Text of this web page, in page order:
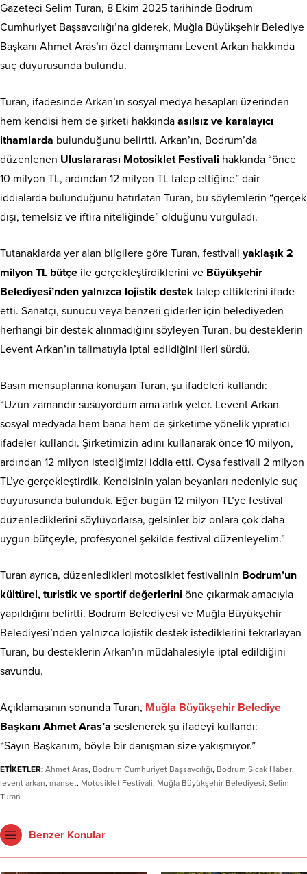
Gazeteci Selim Turan, 8 Ekim 2025 tarihinde Bodrum
Cumhuriyet Başsavcılığı’na giderek, Muğla Büyükşehir Belediye
Başkanı Ahmet Aras’ın özel danışmanı Levent Arkan hakkında
suç duyurusunda bulundu.
Turan, ifadesinde Arkan’ın sosyal medya hesapları üzerinden
hem kendisi hem de şirketi hakkında asılsız ve karalayıcı
ithamlarda bulunduğunu belirtti. Arkan’ın, Bodrum’da
düzenlenen Uluslararası Motosiklet Festivali hakkında “önce
10 milyon TL, ardından 12 milyon TL talep ettiğine” dair
iddialarda bulunduğunu hatırlatan Turan, bu söylemlerin “gerçek
dışı, temelsiz ve iftira niteliğinde” olduğunu vurguladı.
Tutanaklarda yer alan bilgilere göre Turan, festivali yaklaşık 2
milyon TL bütçe ile gerçekleştirdiklerini ve Büyükşehir
Belediyesi’nden yalnızca lojistik destek talep ettiklerini ifade
etti. Sanatçı, sunucu veya benzeri giderler için belediyeden
herhangi bir destek alınmadığını söyleyen Turan, bu desteklerin
Levent Arkan’ın talimatıyla iptal edildiğini ileri sürdü.
Basın mensuplarına konuşan Turan, şu ifadeleri kullandı:
“Uzun zamandır susuyordum ama artık yeter. Levent Arkan
sosyal medyada hem bana hem de şirketime yönelik yıpratıcı
ifadeler kullandı. Şirketimizin adını kullanarak önce 10 milyon,
ardından 12 milyon istediğimizi iddia etti. Oysa festivali 2 milyon
TL’ye gerçekleştirdik. Kendisinin yalan beyanları nedeniyle suç
duyurusunda bulunduk. Eğer bugün 12 milyon TL’ye festival
düzenlediklerini söylüyorlarsa, gelsinler biz onlara çok daha
uygun bütçeyle, profesyonel şekilde festival düzenleyelim.”
Turan ayrıca, düzenledikleri motosiklet festivalinin Bodrum’un
kültürel, turistik ve sportif değerlerini öne çıkarmak amacıyla
yapıldığını belirtti. Bodrum Belediyesi ve Muğla Büyükşehir
Belediyesi’nden yalnızca lojistik destek istediklerini tekrarlayan
Turan, bu desteklerin Arkan’ın müdahalesiyle iptal edildiğini
savundu.
Açıklamasının sonunda Turan, Muğla Büyükşehir Belediye
Başkanı Ahmet Aras’a seslenerek şu ifadeyi kullandı:
“Sayın Başkanım, böyle bir danışman size yakışmıyor.”
ETİKETLER: Ahmet Aras, Bodrum Cumhuriyet Başsavcılığı, Bodrum Sıcak Haber,
levent arkan, manset, Motosiklet Festivali, Muğla Büyükşehir Belediyesi, Selim
Turan
Benzer Konular